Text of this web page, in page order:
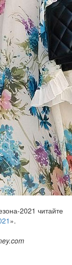
2021 читайте
».